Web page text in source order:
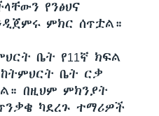
የንፅህና
ምክር ሰጥቷል።
ቤት የ11ኛ ክፍል
ቤት ርቃ
በዚህም ምክንያት
ካደረጉ ተማሪዎች